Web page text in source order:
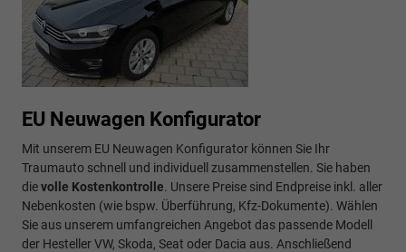
EU Neuwagen Konfigurator
Mit unserem EU Neuwagen Konfigurator können Sie Ihr
Traumauto schnell und individuell zusammenstellen. Sie haben
dievolle Kostenkontrolle. Unsere Preise sind Endpreise inkl. aller
Nebenkosten (wie bspw. Überführung, Kfz-Dokumente). Wählen
Sie aus unserem umfangreichen Angebot das passende Modell
der Hesteller VW, Skoda, Seat oder Dacia aus. Anschließend